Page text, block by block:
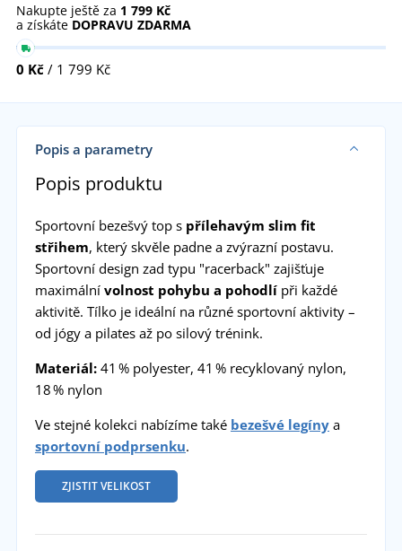
Nakupte ještě za 1 799 Kč
a získáte DOPRAVU ZDARMA
0 Kč / 1 799 Kč
Popis a parametry
Popis produktu
Sportovní bezešvý top s přílehavým slim fit
střihem, který skvěle padne a zvýrazní postavu.
Sportovní design zad typu "racerback" zajišťuje
maximální volnost pohybu a pohodlípři každé
aktivitě. Tílko je ideální na různé sportovní aktivity –
od jógy a pilates až po silový trénink.
Materiál:41 % polyester, 41 % recyklovaný nylon,
18 % nylon
Ve stejné kolekci nabízíme také bezešvé legínya
sportovní podprsenku.
ZJISTIT VELIKOST